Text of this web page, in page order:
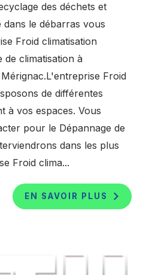
des déchets et
le débarras vous
Froid climatisation
climatisation à
Froid
de différentes
à vos espaces. Vous
pour le Dépannage de
dans les plus
Froid clima...
EN SAVOIR PLUS